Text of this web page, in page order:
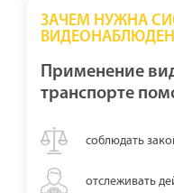
ЗАЧЕМ НУЖНА
Применение
транспорте
соблюдать
отслеживать